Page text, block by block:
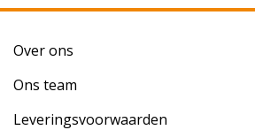
Over ons
Ons team
Leveringsvoorwaarden